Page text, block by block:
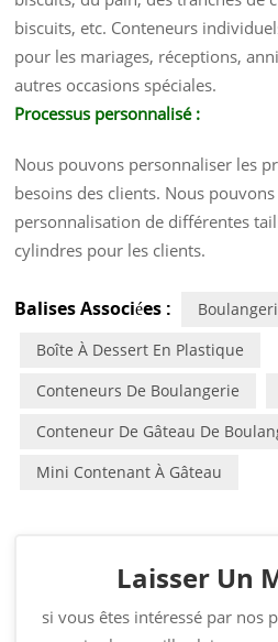
biscuits, etc. Conteneurs
pour les mariages, réceptions,
autres occasions spéciales.
Processus personnalisé :
Nous pouvons personnaliser les
besoins des clients. Nous
personnalisation de différentes
cylindres pour les clients.
Balises Associées :
Boîte À Dessert En Plastique
Conteneurs De Boulangerie
Conteneur De Gâteau De
Mini Contenant À Gâteau
Laisser Un
si vous êtes intéressé par nos